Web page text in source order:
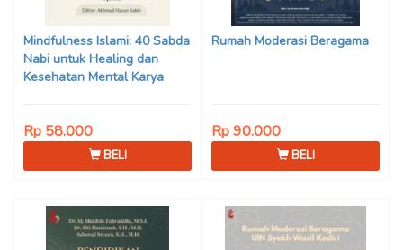
Son Haji, Dede Sunarya,
Iwan Setiawan, Nur Afiatin
Editor: Mi’raj Dodi Kurniawan
Mindfulness Islami: 40 Sabda
Nabi untuk Healing dan
Kesehatan Mental Karya
Saniyya Fadhila, Avanda
Chintya Cahyaning Putri, dan
Arjunedi
Rp 58.000
BELI
Rumah Moderasi Beragama
Rp 90.000
BELI